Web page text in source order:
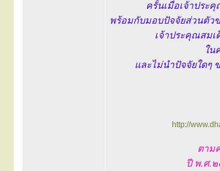
ครั้นเมื่อเจ้าประ
พร้อมกับมอบปัจจัยส่วนตัว
เจ้าประคุณสม
ใน
และไม่นำปัจจัยใดๆ
http://
ตาม
ปี พ.ศ.